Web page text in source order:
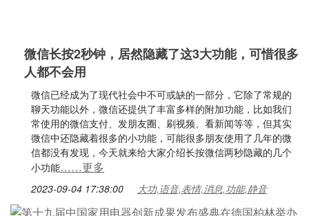
微信长按2秒钟，居然隐藏了这3大功能，可惜很多
人都不会用
微信已经成为了现代社会中不可或缺的一部分，它除了常规的
聊天功能以外，微信还提供了丰富多样的附加功能，比如我们
常使用的微信支付、发朋友圈、刷视频、看新闻等等，但其实
微信中还隐藏着很多的小功能，可能很多朋友使用了几年的微
信都没有发现，今天就来给大家介绍长按微信两秒隐藏的几个
小功能……更多
2023-09-04 17:38:00 大功,语音,表情,消息,功能,静音